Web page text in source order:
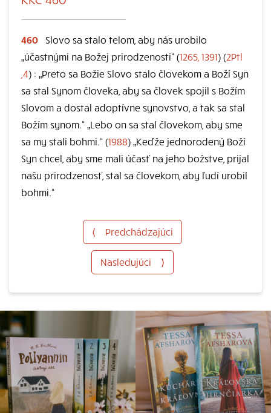
460 Slovo sa stalo telom, aby nás urobilo
„účastnými na Božej prirodzenosti“ (1265, 1391) (2Ptl
,4) : „Preto sa Božie Slovo stalo človekom a Boží Syn
sa stal Synom človeka, aby sa človek spojil s Božím
Slovom a dostal adoptívne synovstvo, a tak sa stal
Božím synom.“ „Lebo on sa stal človekom, aby sme
sa my stali bohmi.“ (1988) „Keďže jednorodený Boží
Syn chcel, aby sme mali účasť na jeho božstve, prijal
našu prirodzenosť, stal sa človekom, aby ľudí urobil
bohmi.“
⟨ Predchádzajúci
Nasledujúci ⟩